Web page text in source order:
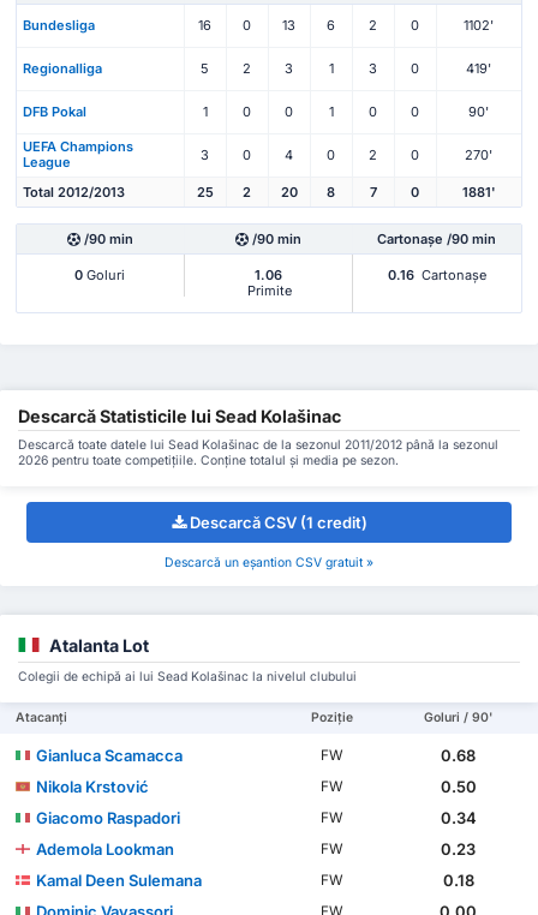
Bundesliga 16 0 13 6 2 0 1102'
Regionalliga 5 2 3 1 3 0 419'
DFB Pokal 1 0 0 1 0 0 90'
UEFA Champions
League
3 0 4 0 2 0 270'
Total 2012/2013 25 2 20 8 7 0 1881'
/90 min /90 min Cartonașe /90 min
0 Goluri
1.06
Primite
0.16 Cartonașe
Descarcă Statisticile lui Sead Kolašinac
Descarcă toate datele lui Sead Kolašinac de la sezonul 2011/2012 până la sezonul
2026 pentru toate competițiile. Conține totalul și media pe sezon.
Descarcă CSV (1 credit)
Descarcă un eșantion CSV gratuit »
Atalanta Lot
Colegii de echipă ai lui Sead Kolašinac la nivelul clubului
Atacanți Poziție Goluri / 90'
Gianluca Scamacca FW
0.68
Nikola Krstović
FW
0.50
Giacomo Raspadori
FW
0.34
Ademola Lookman
FW
0.23
Kamal Deen Sulemana
FW
0.18
FW